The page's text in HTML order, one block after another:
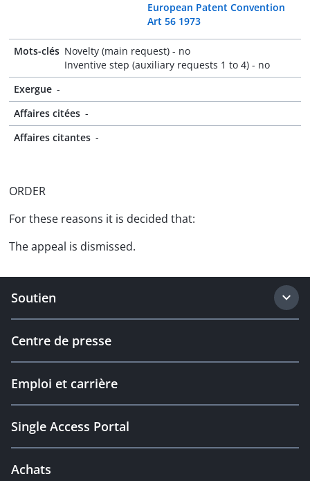
European Patent Convention
Art 56 1973
Mots-clés Novelty (main request) - no
Inventive step (auxiliary requests 1 to 4) - no
Exergue -
Affaires citées -
Affaires citantes -
ORDER
For these reasons it is decided that:
The appeal is dismissed.
Soutien
Centre de presse
Emploi et carrière
Single Access Portal
Achats